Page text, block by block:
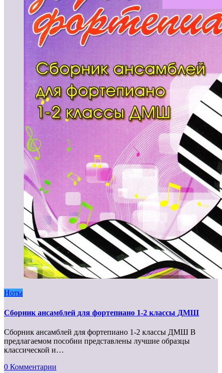
Ноты
Сборник ансамблей для фортепиано 1-2 классы ДМШ
Сборник ансамблей для фортепиано 1-2 классы ДМШ В
предлагаемом пособии представлены лучшие образцы
классической и…
0 Комментарии